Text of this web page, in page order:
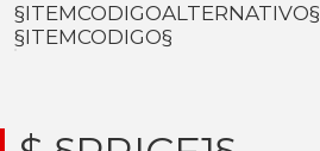
§ITEMCODIGOALTERNATIVO§
§ITEMCODIGO§